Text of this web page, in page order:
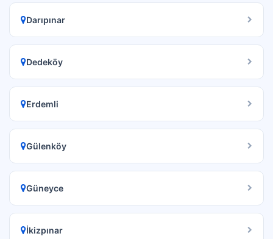
Darıpınar
Dedeköy
Erdemli
Gülenköy
Güneyce
İkizpınar